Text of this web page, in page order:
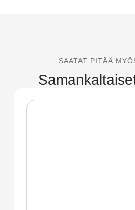
SAATAT PITÄÄ